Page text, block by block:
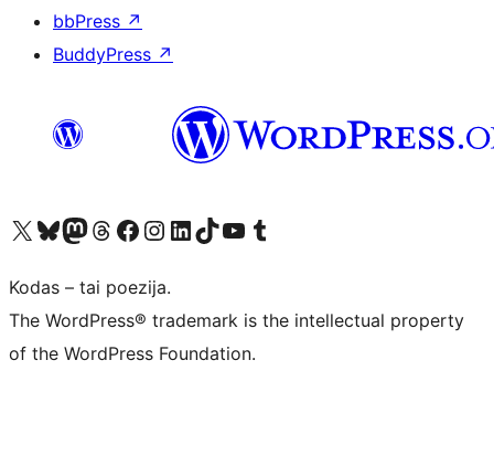
bbPress ↗
BuddyPress ↗
Visit our X (formerly Twitter) account
Apsilankykite mūsų Bluesky paskyroje
Visit our Mastodon account
Apsilankykite mūsų Threads paskyroje
Visit our Facebook page
Visit our Instagram account
Visit our LinkedIn account
Apsilankykite mūsų TikTok paskyroje
Visit our YouTube channel
Apsilankykite mūsų Tumblr paskyroje
Kodas – tai poezija.
The WordPress® trademark is the intellectual property
of the WordPress Foundation.